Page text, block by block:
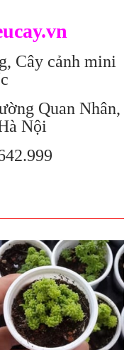
Cây cảnh mini
Quan Nhân,
Nội